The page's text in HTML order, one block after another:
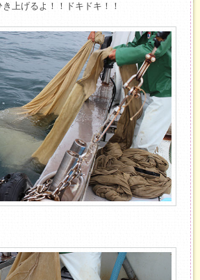
上げるよ！！ドキドキ！！